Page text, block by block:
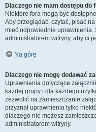
Dlaczego nie mam dostępu do
Niektóre fora mogą być
Aby przeglądać, czytać, pisać
mieć odpowiednie uprawnienia.
administratorem witryny, aby ci
Na górę
Dlaczego nie mogę dodawać
Uprawnienia dotyczące
każdej grupy i dla każdego
zezwolić na zamieszczanie
przyznał uprawnienia tylko
dlaczego nie możesz
administratorem witryny.